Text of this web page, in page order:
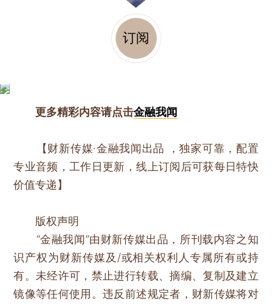
订阅
更多精彩内容请点击金融我闻
【财新传媒·金融我闻出品 ，独家可靠，配置
专业音频，工作日更新，线上订阅后可获每日特快
价值专递】
版权声明
“金融我闻”由财新传媒出品，所刊载内容之知
识产权为财新传媒及/或相关权利人专属所有或持
有。未经许可，禁止进行转载、摘编、复制及建立
镜像等任何使用。违反前述规定者，财新传媒将对